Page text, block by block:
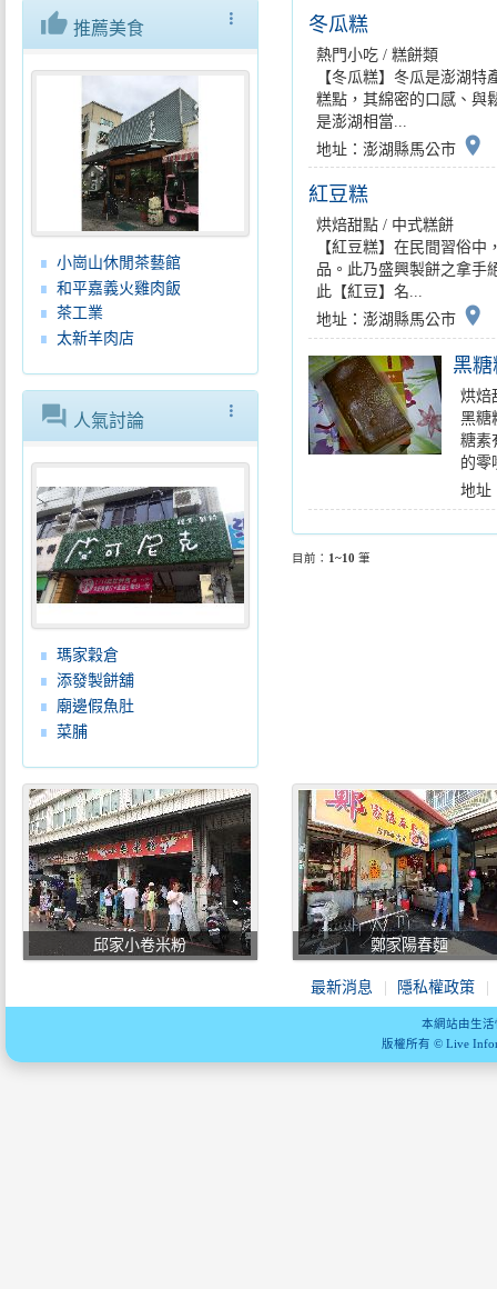
more_vert
thumb_up 推薦美食
小崗山休閒茶藝館
和平嘉義火雞肉飯
茶工業
太新羊肉店
more_vert
forum 人氣討論
瑪家穀倉
添發製餅舖
廟邊假魚肚
菜脯
冬瓜糕
熱門小吃 / 糕餅類
【冬瓜糕】冬瓜是澎湖
糕點，其綿密的口感、與
是澎湖相當...
地址：澎湖縣馬公市 place
紅豆糕
烘焙甜點 / 中式糕餅
【紅豆糕】在民間習俗
品。此乃盛興製餅之拿手
此【紅豆】名...
地址：澎湖縣馬公市 place
黑糖
烘焙
黑糖
糖素
的零
地址
目前： 1~10 筆
邱家小卷米粉 鄭家陽春麵
最新消息 隱私權政策
本網站由生
版權所有 © Live